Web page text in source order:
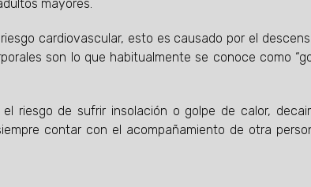
mayores.
cardiovascular, esto es causado por el
son lo que habitualmente se conoce como
riesgo de sufrir insolación o golpe de calor,
contar con el acompañamiento de otra